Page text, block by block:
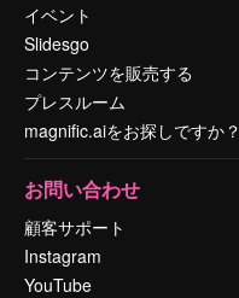
イベント
Slidesgo
コンテンツを販売する
プレスルーム
magnific.aiをお探しですか？
お問い合わせ
顧客サポート
Instagram
YouTube